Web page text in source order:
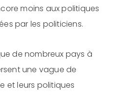
moins aux politiques
par les politiciens.
de nombreux pays à
une vague de
et leurs politiques